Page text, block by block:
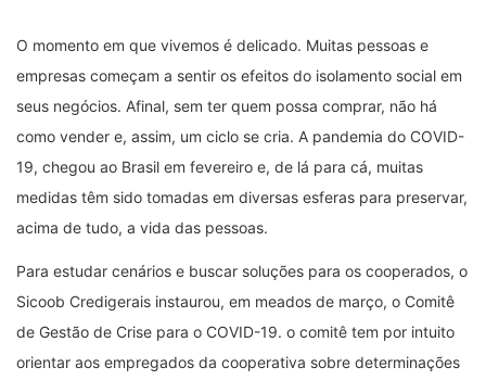
O momento em que vivemos é delicado. Muitas pessoas e
empresas começam a sentir os efeitos do isolamento social em
seus negócios. Afinal, sem ter quem possa comprar, não há
como vender e, assim, um ciclo se cria. A pandemia do COVID-
19, chegou ao Brasil em fevereiro e, de lá para cá, muitas
medidas têm sido tomadas em diversas esferas para preservar,
acima de tudo, a vida das pessoas.
Para estudar cenários e buscar soluções para os cooperados, o
Sicoob Credigerais instaurou, em meados de março, o Comitê
de Gestão de Crise para o COVID-19. o comitê tem por intuito
orientar aos empregados da cooperativa sobre determinações